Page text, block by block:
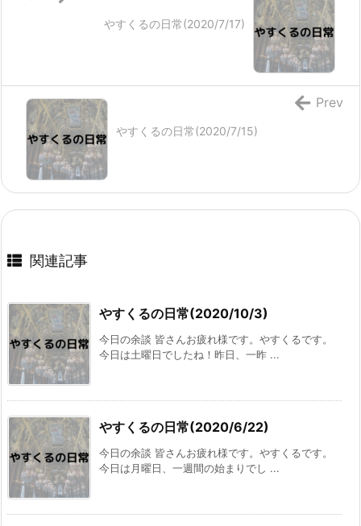
やすくるの日常(2020/7/17)
やすくるの日常(2020/7/15)
Prev
関連記事
やすくるの日常(2020/10/3)
今日の余談 皆さんお疲れ様です。やすくるです。
今日は土曜日でしたね！昨日、一昨 ...
やすくるの日常(2020/6/22)
今日の余談 皆さんお疲れ様です。やすくるです。
今日は月曜日、一週間の始まりでし ...